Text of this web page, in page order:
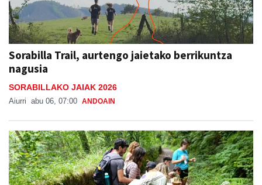
Sorabilla Trail, aurtengo jaietako berrikuntza
nagusia
SORABILLAKO JAIAK 2026
Aiurri abu 06, 07:00 ANDOAIN